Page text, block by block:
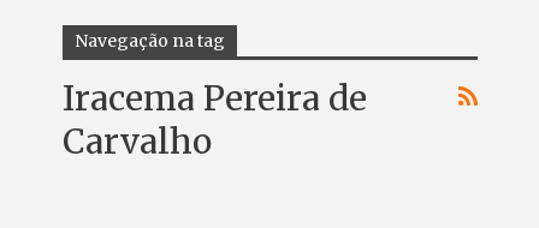
Navegação na tag
Iracema Pereira de
Carvalho